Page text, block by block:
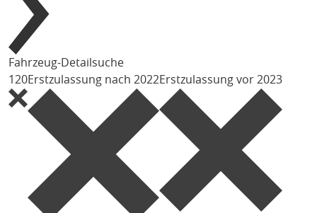
Fahrzeug-Detailsuche
120Erstzulassung nach 2022Erstzulassung vor 2023